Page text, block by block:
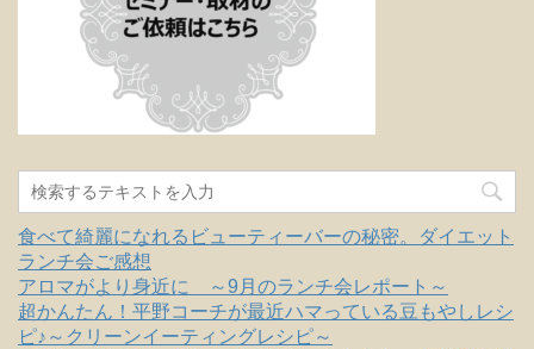
食べて綺麗になれるビューティーバーの秘密。ダイエット
ランチ会ご感想
アロマがより身近に ～9月のランチ会レポート～
超かんたん！平野コーチが最近ハマっている豆もやしレシ
ピ♪～クリーンイーティングレシピ～